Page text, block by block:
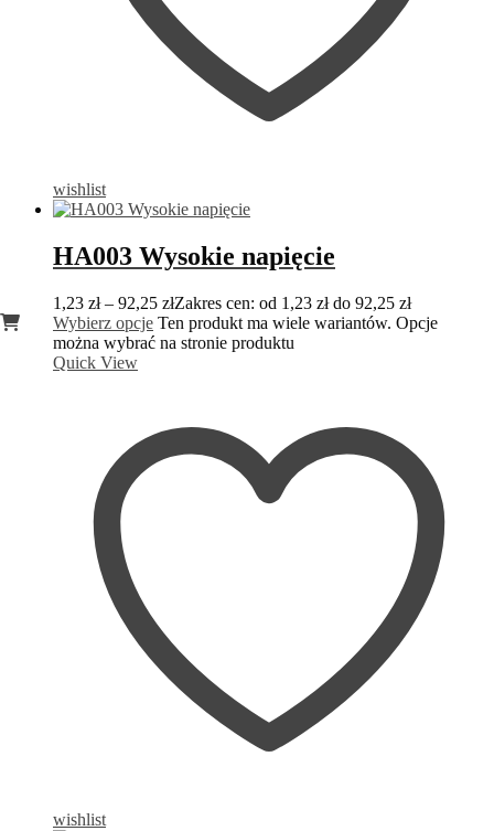
wishlist
HA003 Wysokie napięcie
1,23 zł – 92,25 złZakres cen: od 1,23 zł do 92,25 zł
Wybierz opcje Ten produkt ma wiele wariantów. Opcje
można wybrać na stronie produktu
Quick View
wishlist